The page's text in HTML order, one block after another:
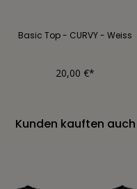
Basic Top - CURVY - Weiss
20,00 €*
Kunden kauften auch